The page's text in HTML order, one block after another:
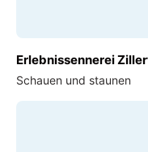
Erlebnissennerei
Schauen und staunen